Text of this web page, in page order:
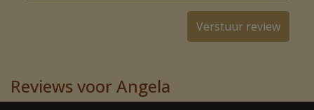
Reviews voor Angela